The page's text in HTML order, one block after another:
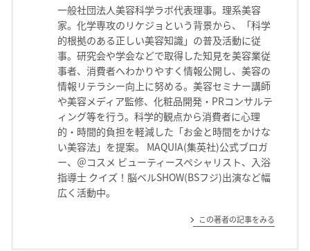
⼀般社団法⼈美容科学ラボ代表理事。理系美容
家。化学専攻のリケジョという背景から、「科学
的根拠のある正しい美容知識」の普及活動に従
事。研究会や学会などで取得した知見を美容業従
事者、消費者へわかりやすく情報公開し、美容の
情報リテラシー向上に努める。美容セミナー講師
や美容メディア監修、化粧品開発・PRコンサルテ
ィング等を行う。科学的観点から消費者に心理
的・時間的負担を軽減した「お金と時間をかけな
い美容法」を提案。 MAQUIA(集英社)公式ブロガ
ー、＠コスメ ビューティースペシャリスト、入浴
指導士 クイズ！脳ベルSHOW(BSフジ)出演など幅
広く活動中。
この著者の記事をみる